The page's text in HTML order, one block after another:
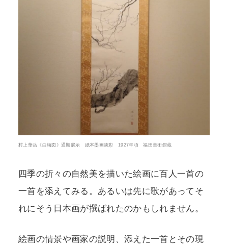
村上華岳《白梅図》通期展示 紙本墨画淡彩 1927年頃 福田美術館蔵
四季の折々の自然美を描いた絵画に百人一首の
一首を添えてみる。あるいは先に歌があってそ
れにそう日本画が撰ばれたのかもしれません。
絵画の情景や画家の説明、添えた一首とその現